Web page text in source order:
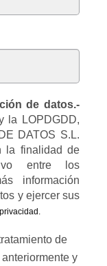
de datos.-
la LOPDGDD,
DATOS S.L.
la finalidad de
entre los
información
y ejercer sus
.
de
y